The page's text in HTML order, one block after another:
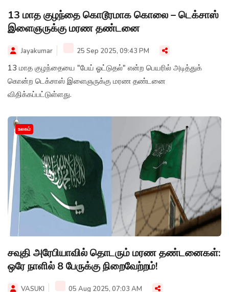
13 மாத குழந்தை கொடூரமாக கொலை – டெக்சாஸ்
இளைஞருக்கு மரண தண்டனை
Jayakumar 25 Sep 2025, 09:43 PM
13 மாத குழந்தையை "பேய் ஓட்டுதல்" என்ற பெயரில் அடித்துக்
கொன்ற டெக்சாஸ் இளைஞருக்கு மரண தண்டனை
விதிக்கப்பட்டுள்ளது.
உலகம்
சவுதி அரேபியாவில் தொடரும் மரண தண்டனைகள்:
ஒரே நாளில் 8 பேருக்கு நிறைவேற்றம்!
VASUKI 05 Aug 2025, 07:03 AM